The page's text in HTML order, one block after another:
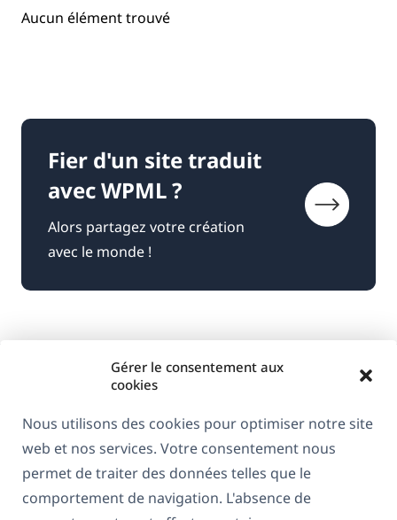
Gérer le consentement aux
cookies
Nous utilisons des cookies pour optimiser notre site
web et nos services. Votre consentement nous
permet de traiter des données telles que le
comportement de navigation. L'absence de
Aucun élément trouvé
Fier d'un site traduit
avec WPML ?
Alors partagez votre création
avec le monde !
À propos de WPML
RGPD & Politique de confidentialité